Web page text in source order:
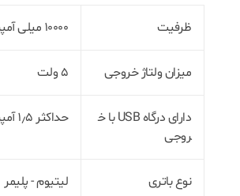
ظرفیت ۱۰۰۰۰ میلی آمپر ساعت
میزان ولتاژ خروجی ۵ ولت
دارای درگاه USB با خ
روجی
حداکثر ۱٫۵ آمپر
نوع باتری لیتیوم ‎- پلیمر